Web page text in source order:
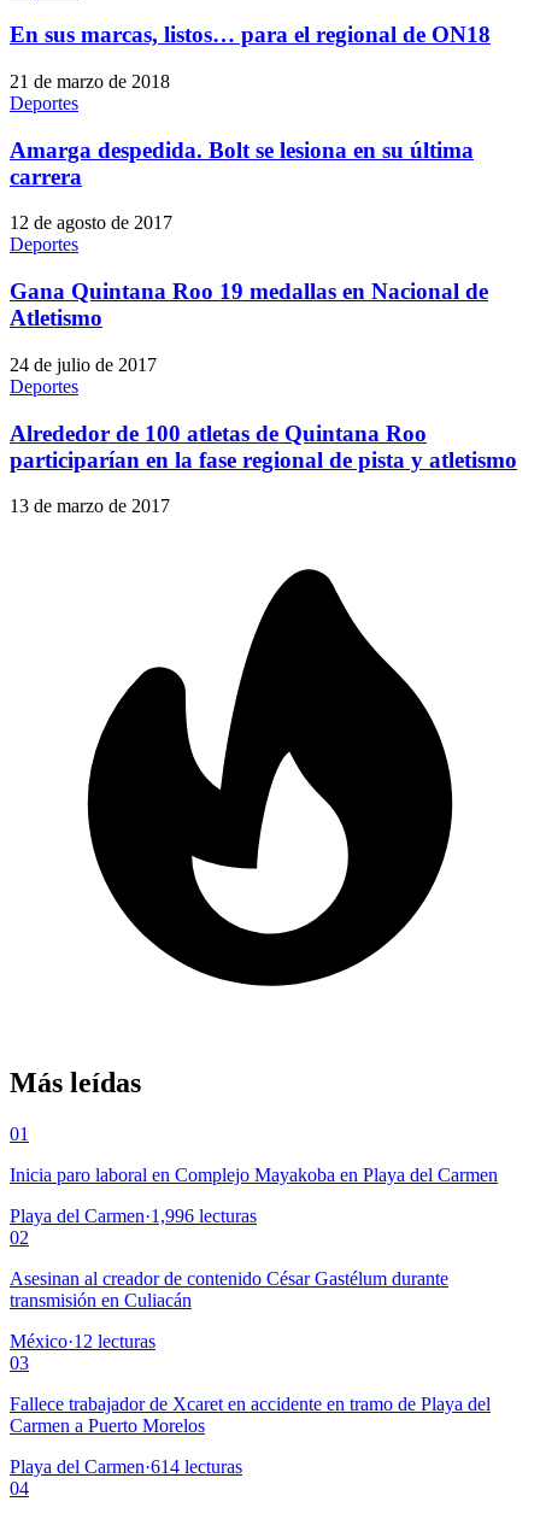
En sus marcas, listos… para el regional de ON18
21 de marzo de 2018
Deportes
Amarga despedida. Bolt se lesiona en su última
carrera
12 de agosto de 2017
Deportes
Gana Quintana Roo 19 medallas en Nacional de
Atletismo
24 de julio de 2017
Deportes
Alrededor de 100 atletas de Quintana Roo
participarían en la fase regional de pista y atletismo
13 de marzo de 2017
Más leídas
01
Inicia paro laboral en Complejo Mayakoba en Playa del Carmen
Playa del Carmen·1,996 lecturas
02
Asesinan al creador de contenido César Gastélum durante
transmisión en Culiacán
México·12 lecturas
03
Fallece trabajador de Xcaret en accidente en tramo de Playa del
Carmen a Puerto Morelos
Playa del Carmen·614 lecturas
04